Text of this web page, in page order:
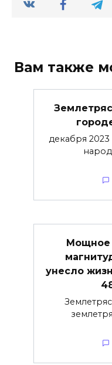
Вам также
декабря
Мощное
унесло